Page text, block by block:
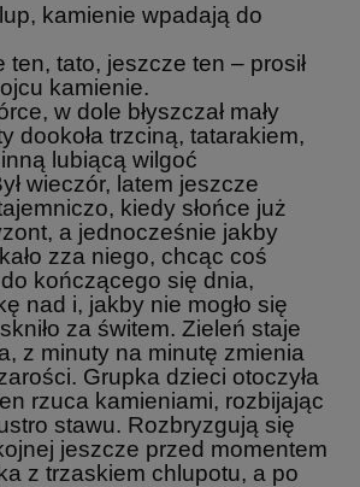
kamienie wpadają do
tato, jeszcze ten – prosił
kamienie.
w dole błyszczał mały
dookoła trzciną, tatarakiem,
lubiącą wilgoć
wieczór, latem jeszcze
kiedy słońce już
a jednocześnie jakby
zza niego, chcąc coś
kończącego się dnia,
nad i, jakby nie mogło się
za świtem. Zieleń staje
z minuty na minutę zmienia
Grupka dzieci otoczyła
rzuca kamieniami, rozbijając
stawu. Rozbryzgują się
jeszcze przed momentem
z trzaskiem chlupotu, a po